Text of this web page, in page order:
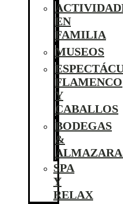
EN
FAMILIA
MUSEOS
FLAMENCO
Y
CABALLOS
BODEGAS
&
SPA
Y
RELAX